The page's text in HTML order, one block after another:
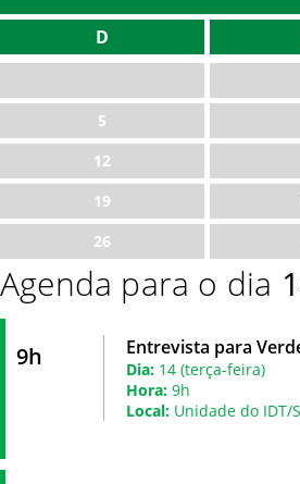
D
5
12
19
26
Agenda para o dia
9h Entrevista para
Dia: 14 (terça-feira)
Hora: 9h
Local: Unidade do IDT/